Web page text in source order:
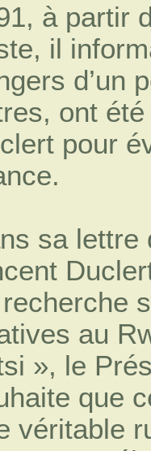
à partir
il
d’un
ont
pour
sa lettre
au
», le
que
véritable